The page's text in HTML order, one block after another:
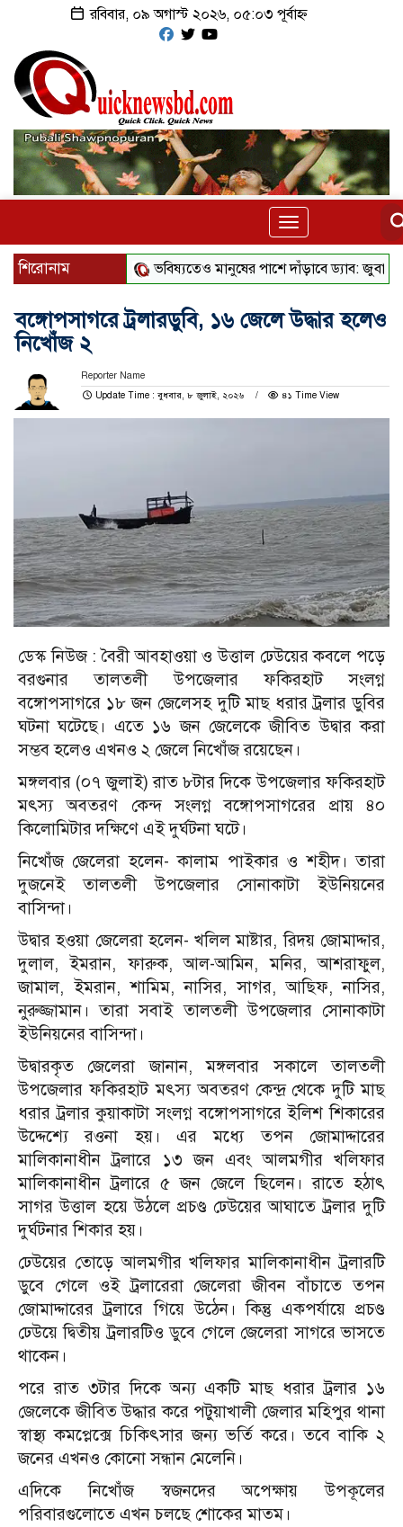
রবিবার, ০৯ অগাস্ট ২০২৬, ০৫:০৩ পূর্বাহ্ন
Toggle
navigation
শিরোনাম ভবিষ্যতেও মানুষের পাশে দাঁড়াবে ড্যাব: জুবাইদা রহমান
বঙ্গোপসাগরে ট্রলারডুবি, ১৬ জেলে উদ্ধার হলেও
নিখোঁজ ২
Reporter Name
Update Time : বুধবার, ৮ জুলাই, ২০২৬
৪১ Time View
ডেস্ক নিউজ : বৈরী আবহাওয়া ও উত্তাল ঢেউয়ের কবলে পড়ে
বরগুনার তালতলী উপজেলার ফকিরহাট সংলগ্ন
বঙ্গোপসাগরে ১৮ জন জেলেসহ দুটি মাছ ধরার ট্রলার ডুবির
ঘটনা ঘটেছে। এতে ১৬ জন জেলেকে জীবিত উদ্বার করা
সম্ভব হলেও এখনও ২ জেলে নিখোঁজ রয়েছেন।
মঙ্গলবার (০৭ জুলাই) রাত ৮টার দিকে উপজেলার ফকিরহাট
মৎস্য অবতরণ কেন্দ সংলগ্ন বঙ্গোপসাগরের প্রায় ৪০
কিলোমিটার দক্ষিণে এই দুর্ঘটনা ঘটে।
নিখোঁজ জেলেরা হলেন- কালাম পাইকার ও শহীদ। তারা
দুজনেই তালতলী উপজেলার সোনাকাটা ইউনিয়নের
বাসিন্দা।
উদ্বার হওয়া জেলেরা হলেন- খলিল মাষ্টার, রিদয় জোমাদ্দার,
দুলাল, ইমরান, ফারুক, আল-আমিন, মনির, আশরাফুল,
জামাল, ইমরান, শামিম, নাসির, সাগর, আছিফ, নাসির,
নুরুজ্জামান। তারা সবাই তালতলী উপজেলার সোনাকাটা
ইউনিয়নের বাসিন্দা।
উদ্বারকৃত জেলেরা জানান, মঙ্গলবার সকালে তালতলী
উপজেলার ফকিরহাট মৎস্য অবতরণ কেন্দ্র থেকে দুটি মাছ
ধরার ট্রলার কুয়াকাটা সংলগ্ন বঙ্গোপসাগরে ইলিশ শিকারের
উদ্দেশ্যে রওনা হয়। এর মধ্যে তপন জোমাদ্দারের
মালিকানাধীন ট্রলারে ১৩ জন এবং আলমগীর খলিফার
মালিকানাধীন ট্রলারে ৫ জন জেলে ছিলেন। রাতে হঠাৎ
সাগর উত্তাল হয়ে উঠলে প্রচণ্ড ঢেউয়ের আঘাতে ট্রলার দুটি
দুর্ঘটনার শিকার হয়।
ঢেউয়ের তোড়ে আলমগীর খলিফার মালিকানাধীন ট্রলারটি
ডুবে গেলে ওই ট্রলারেরা জেলেরা জীবন বাঁচাতে তপন
জোমাদ্দারের ট্রলারে গিয়ে উঠেন। কিন্তু একপর্যায়ে প্রচণ্ড
ঢেউয়ে দ্বিতীয় ট্রলারটিও ডুবে গেলে জেলেরা সাগরে ভাসতে
থাকেন।
পরে রাত ৩টার দিকে অন্য একটি মাছ ধরার ট্রলার ১৬
জেলেকে জীবিত উদ্ধার করে পটুয়াখালী জেলার মহিপুর থানা
স্বাস্থ্য কমপ্লেক্সে চিকিৎসার জন্য ভর্তি করে। তবে বাকি ২
জনের এখনও কোনো সন্ধান মেলেনি।
এদিকে নিখোঁজ স্বজনদের অপেক্ষায় উপকূলের
পরিবারগুলোতে এখন চলছে শোকের মাতম।